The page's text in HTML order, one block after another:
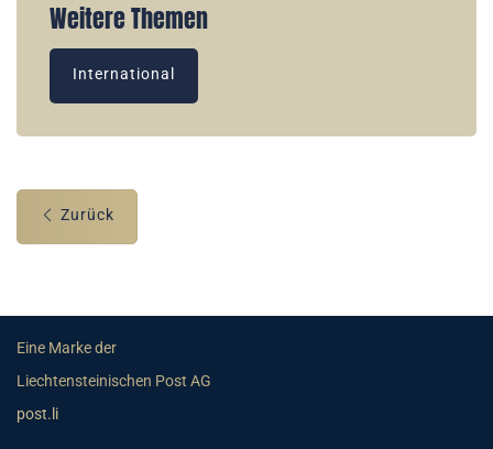
Weitere Themen
International
Zurück
Eine Marke der
Liechtensteinischen Post AG
post.li